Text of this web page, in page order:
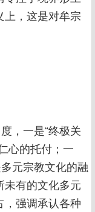
，这是对牟宗
，一是“终极关
心的托付；一
元宗教文化的融
有的文化多元
，强调承认各种